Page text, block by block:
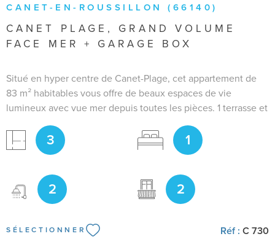
CANET-EN-ROUSSILLON (66140)
CANET PLAGE, GRAND VOLUME
FACE MER + GARAGE BOX
Situé en hyper centre de Canet-Plage, cet appartement de
83 m² habitables vous offre de beaux espaces de vie
lumineux avec vue mer depuis toutes les pièces. 1 terrasse et
2 balcons, 1 suite parentale avec dressing et salle d'eau
privative, 1 second salon ou chambre avec salle d'eau
secondaire. Garage box en sous-sol inclus !
3 1
2 2
SÉLECTIONNER Réf : C 730